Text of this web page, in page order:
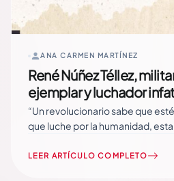
ANA CARMEN MARTÍNEZ
René Núñez Téllez,
ejemplar y luchador
“Un revolucionario sabe que
que luche por la humanidad,
como hoy, en el año 2016, el
LEER ARTÍCULO COMPLETO